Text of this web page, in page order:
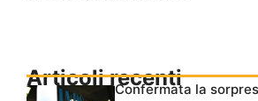
Articoli recenti
Confermata la